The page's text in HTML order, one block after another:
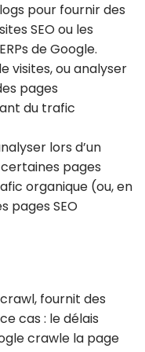
pour fournir des
SEO ou les
de Google.
visites, ou analyser
pages
du trafic
lors d’un
pages
organique (ou, en
pages SEO
fournit des
cas : le délais
crawle la page